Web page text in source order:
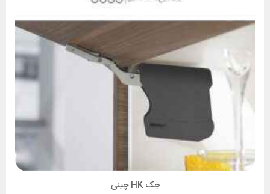
جک HK چینی